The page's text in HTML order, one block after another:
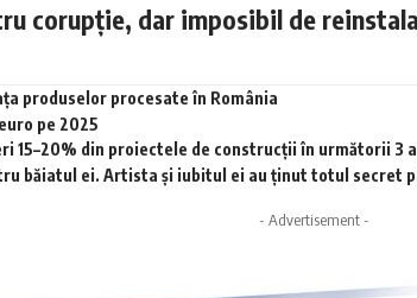
corupție, dar imposibil de
produselor procesate în România
pe 2025
15–20% din proiectele de construcții în următorii 3
băiatul ei. Artista și iubitul ei au ținut totul secret
- Advertisement -